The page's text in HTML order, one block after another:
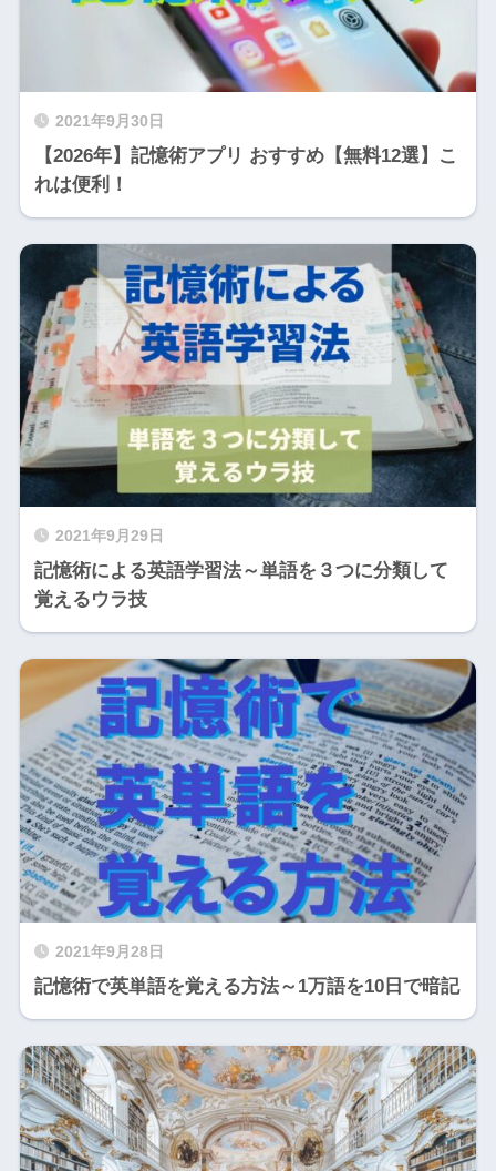
2021年9月30日
【2026年】記憶術アプリ おすすめ【無料12選】こ
れは便利！
2021年9月29日
記憶術による英語学習法～単語を３つに分類して
覚えるウラ技
2021年9月28日
記憶術で英単語を覚える方法～1万語を10日で暗記